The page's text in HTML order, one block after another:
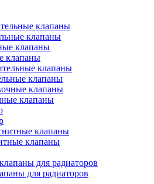
клапаны
клапаны
клапаны
клапаны
клапаны
для радиаторов